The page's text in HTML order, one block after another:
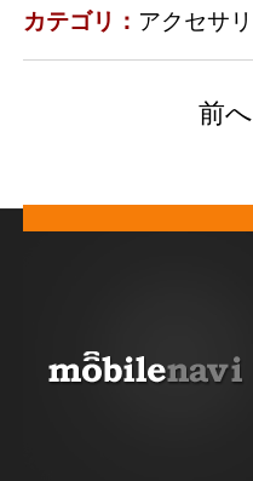
カテゴリ： アクセサリ
前へ